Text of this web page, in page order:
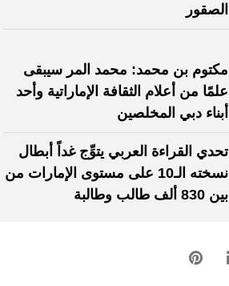
الصقور
مكتوم بن محمد: محمد المر سيبقى
علمًا من أعلام الثقافة الإماراتية وأحد
أبناء دبي المخلصين
تحدي القراءة العربي يتوِّج غداً أبطال
نسخته الـ10 على مستوى الإمارات من
بين 830 ألف طالب وطالبة